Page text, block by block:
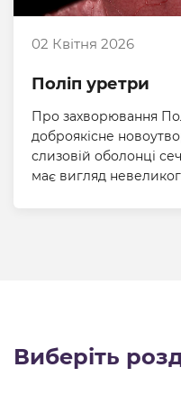
02 Квітня 2026
Поліп уретри
Про захворювання
доброякісне
слизовій оболонці
має вигляд
Виберіть